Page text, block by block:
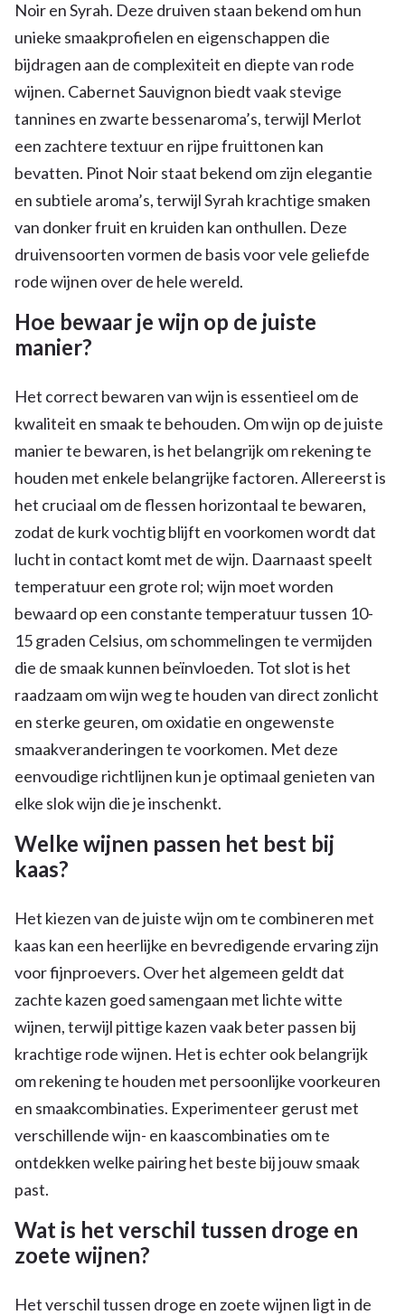
Noir en Syrah. Deze druiven staan bekend om hun
unieke smaakprofielen en eigenschappen die
bijdragen aan de complexiteit en diepte van rode
wijnen. Cabernet Sauvignon biedt vaak stevige
tannines en zwarte bessenaroma’s, terwijl Merlot
een zachtere textuur en rijpe fruittonen kan
bevatten. Pinot Noir staat bekend om zijn elegantie
en subtiele aroma’s, terwijl Syrah krachtige smaken
van donker fruit en kruiden kan onthullen. Deze
druivensoorten vormen de basis voor vele geliefde
rode wijnen over de hele wereld.
Hoe bewaar je wijn op de juiste
manier?
Het correct bewaren van wijn is essentieel om de
kwaliteit en smaak te behouden. Om wijn op de juiste
manier te bewaren, is het belangrijk om rekening te
houden met enkele belangrijke factoren. Allereerst is
het cruciaal om de flessen horizontaal te bewaren,
zodat de kurk vochtig blijft en voorkomen wordt dat
lucht in contact komt met de wijn. Daarnaast speelt
temperatuur een grote rol; wijn moet worden
bewaard op een constante temperatuur tussen 10-
15 graden Celsius, om schommelingen te vermijden
die de smaak kunnen beïnvloeden. Tot slot is het
raadzaam om wijn weg te houden van direct zonlicht
en sterke geuren, om oxidatie en ongewenste
smaakveranderingen te voorkomen. Met deze
eenvoudige richtlijnen kun je optimaal genieten van
elke slok wijn die je inschenkt.
Welke wijnen passen het best bij
kaas?
Het kiezen van de juiste wijn om te combineren met
kaas kan een heerlijke en bevredigende ervaring zijn
voor fijnproevers. Over het algemeen geldt dat
zachte kazen goed samengaan met lichte witte
wijnen, terwijl pittige kazen vaak beter passen bij
krachtige rode wijnen. Het is echter ook belangrijk
om rekening te houden met persoonlijke voorkeuren
en smaakcombinaties. Experimenteer gerust met
verschillende wijn- en kaascombinaties om te
ontdekken welke pairing het beste bij jouw smaak
past.
Wat is het verschil tussen droge en
zoete wijnen?
Het verschil tussen droge en zoete wijnen ligt in de